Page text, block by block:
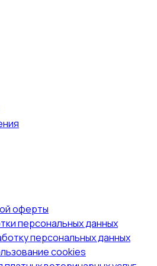
оферты
персональных данных
персональных данных
cookies